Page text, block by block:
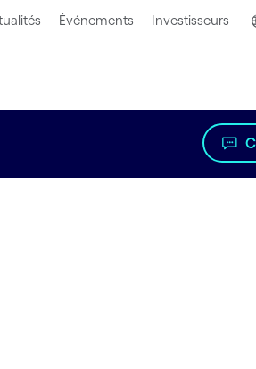
Événements Investisseurs